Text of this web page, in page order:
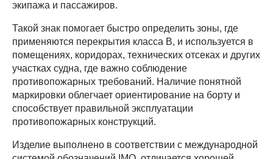
экипажа и пассажиров.
Такой знак помогает быстро определить зоны, где
применяются перекрытия класса B, и используется в
помещениях, коридорах, технических отсеках и других
участках судна, где важно соблюдение
противопожарных требований. Наличие понятной
маркировки облегчает ориентирование на борту и
способствует правильной эксплуатации
противопожарных конструкций.
Изделие выполнено в соответствии с международной